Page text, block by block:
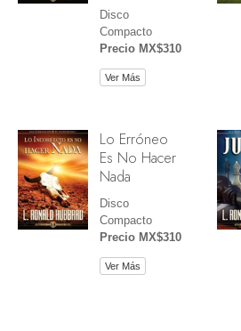
Disco
Compacto
Precio MX$310
Ver Más
Lo Erróneo
Es No Hacer
Nada
Disco
Compacto
Precio MX$310
Ver Más